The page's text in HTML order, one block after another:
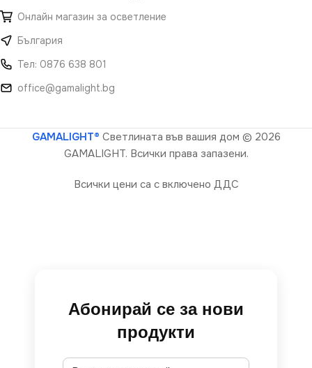
Онлайн магазин за осветление
България
Тел: 0876 638 801
office@gamalight.bg
GAMALIGHT® Светлината във вашия дом © 2026
GAMALIGHT. Всички права запазени.
Всички цени са с включено ДДС
Абонирай се за нови
продукти